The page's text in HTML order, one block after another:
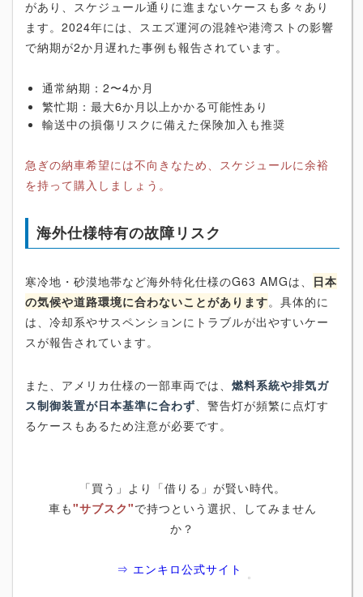
があり、スケジュール通りに進まないケースも多々あり
ます。2024年には、スエズ運河の混雑や港湾ストの影響
で納期が2か月遅れた事例も報告されています。
通常納期：2〜4か月
繁忙期：最大6か月以上かかる可能性あり
輸送中の損傷リスクに備えた保険加入も推奨
急ぎの納車希望には不向きなため、スケジュールに余裕
を持って購入しましょう。
海外仕様特有の故障リスク
寒冷地・砂漠地帯など海外特化仕様のG63 AMGは、 日本
の気候や道路環境に合わないことがあります。具体的に
は、冷却系やサスペンションにトラブルが出やすいケー
スが報告されています。
また、アメリカ仕様の一部車両では、 燃料系統や排気ガ
ス制御装置が日本基準に合わず、警告灯が頻繁に点灯す
るケースもあるため注意が必要です。
「買う」より「借りる」が賢い時代。
車も"サブスク"で持つという選択、してみません
か？
⇒ エンキロ公式サイト